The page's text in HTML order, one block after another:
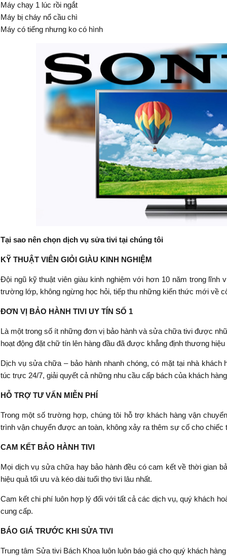
Máy chạy 1 lúc rồi ngắt
Máy bị cháy nổ cầu chì
Máy có tiếng nhưng ko có hình
Tại sao nên chọn dịch vụ sửa tivi tại chúng tôi
KỸ THUẬT VIÊN GIỎI GIÀU KINH NGHIỆM
Đội ngũ kỹ thuật viên giàu kinh nghiệm với hơn 10 năm trong
trường lớp, không ngừng học hỏi, tiếp thu những kiến thức mới về
ĐƠN VỊ BẢO HÀNH TIVI UY TÍN SỐ 1
Là một trong số ít những đơn vị bảo hành và sửa chữa tivi được
hoạt động đặt chữ tín lên hàng đầu đã được khẳng định thương
Dịch vụ sửa chữa – bảo hành nhanh chóng, có mặt tại nhà khách
túc trực 24/7, giải quyết cả những nhu cầu cấp bách của khách
HỖ TRỢ TƯ VẤN MIỄN PHÍ
Trong một số trường hợp, chúng tôi hỗ trợ khách hàng vận
trình vận chuyển được an toàn, không xảy ra thêm sự cố cho chiếc
CAM KẾT BẢO HÀNH TIVI
Mọi dịch vụ sửa chữa hay bảo hành đều có cam kết về thời gian
hiệu quả tối ưu và kéo dài tuổi thọ tivi lâu nhất.
Cam kết chi phí luôn hợp lý đối với tất cả các dịch vụ, quý khách
cung cấp.
BÁO GIÁ TRƯỚC KHI SỬA TIVI
Trung tâm Sửa tivi Bách Khoa luôn luôn báo giá cho quý khách